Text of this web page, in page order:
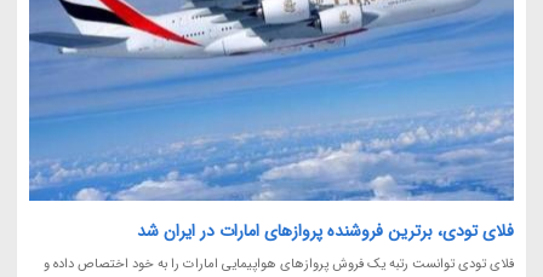
فلای تودی، برترین فروشنده پروازهای امارات در ایران شد
فلای تودی توانست رتبه یک فروش پروازهای هواپیمایی امارات را به خود اختصاص داده و